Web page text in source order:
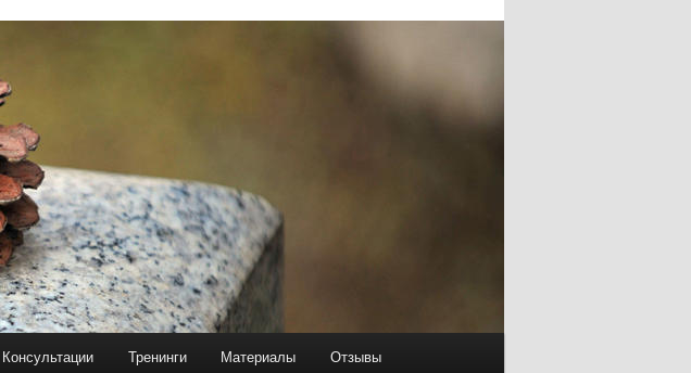
Консультации Тренинги Материалы Отзывы